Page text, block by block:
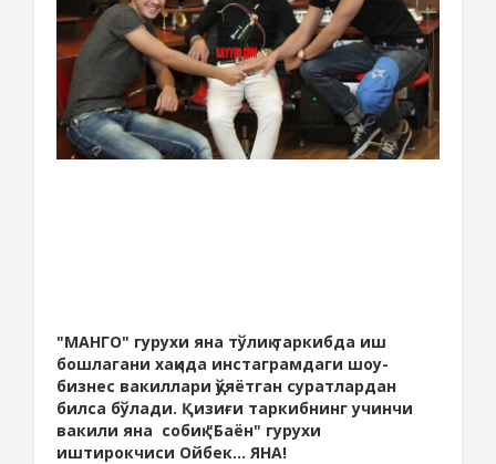
"МАНГО" гурухи яна тўлиқ таркибда иш
бошлагани хақида инстаграмдаги шоу-
бизнес вакиллари қўяётган суратлардан
билса бўлади. Қизиғи таркибнинг учинчи
вакили яна собиқ "Баён" гурухи
иштирокчиси Ойбек... ЯНА!